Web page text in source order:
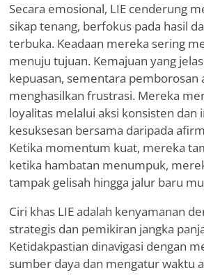
Secara emosional, LIE cenderung
sikap tenang, berfokus pada hasil
terbuka. Keadaan mereka sering
menuju tujuan. Kemajuan yang
kepuasan, sementara pemborosan
menghasilkan frustrasi. Mereka
loyalitas melalui aksi konsisten dan
kesuksesan bersama daripada
Ketika momentum kuat, mereka
ketika hambatan menumpuk,
tampak gelisah hingga jalur baru
Ciri khas LIE adalah kenyamanan
strategis dan pemikiran jangka
Ketidakpastian dinavigasi dengan
sumber daya dan mengatur waktu